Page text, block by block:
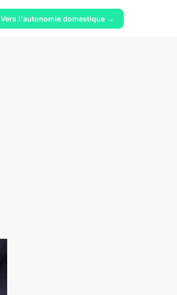
Vers l'autonomie domestique →